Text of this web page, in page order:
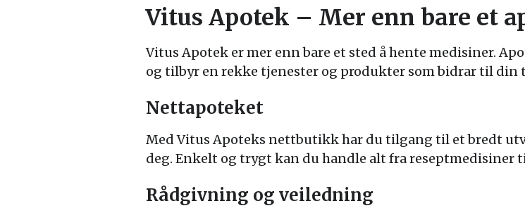
Vitus Apotek – Mer enn bare et
Vitus Apotek er mer enn bare et sted å hente medisiner.
og tilbyr en rekke tjenester og produkter som bidrar til din
Nettapoteket
Med Vitus Apoteks nettbutikk har du tilgang til et bredt
deg. Enkelt og trygt kan du handle alt fra reseptmedisiner
Rådgivning og veiledning